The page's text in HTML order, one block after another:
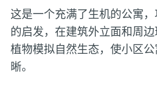
这是一个充满了生机的公寓
的启发，在建筑外立面和周
植物模拟自然生态，使小区
晰。